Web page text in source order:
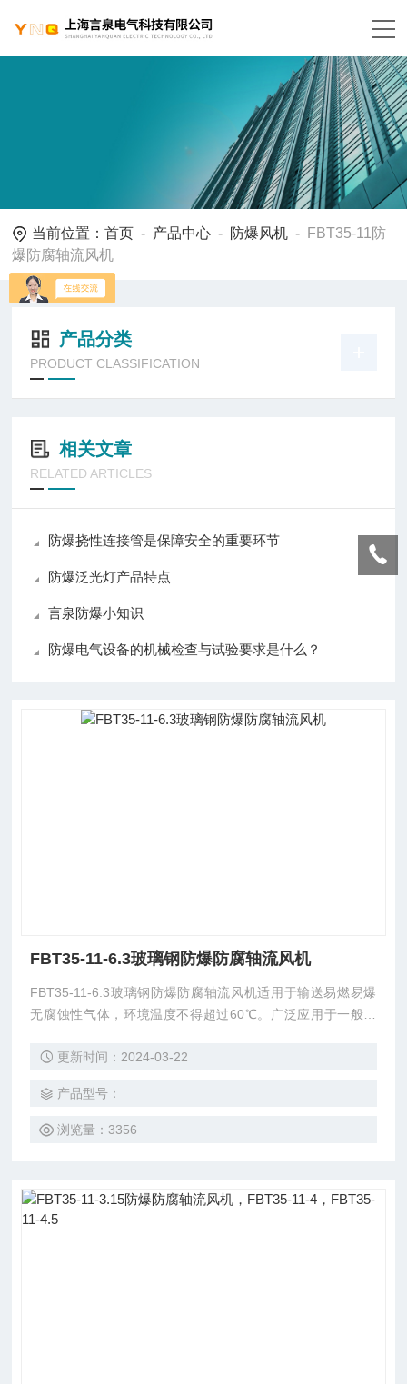
当前位置：首页 - 产品中心 - 防爆风机 -
FBT35-11防
爆防腐轴流风机
产品分类
PRODUCT CLASSIFICATION
相关文章
RELATED ARTICLES
防爆挠性连接管是保障安全的重要环节
防爆泛光灯产品特点
言泉防爆小知识
防爆电气设备的机械检查与试验要求是什么？
FBT35-11-6.3玻璃钢防爆防腐轴流风机
FBT35-11-6.3玻璃钢防爆防腐轴流风机适用于输送易燃易爆
无腐蚀性气体，环境温度不得超过60℃。广泛应用于一般工
长的排气管道内间隔串联安装以提高管道中的压力，卸下电机
外涂环氧漆加工而成，电机采用特种防腐电机用于输送有腐蚀
性气体。防爆轴流式风机
更新时间：2024-03-22
产品型号：
浏览量：3356